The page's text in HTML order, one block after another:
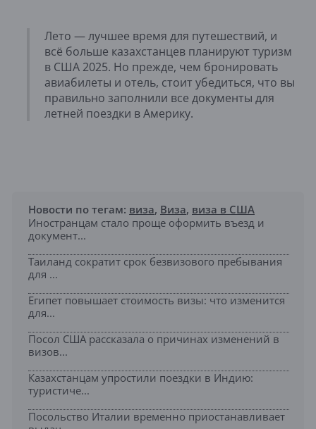
Лето — лучшее время для путешествий, и
всё больше казахстанцев планируют туризм
в США 2025. Но прежде, чем бронировать
авиабилеты и отель, стоит убедиться, что вы
правильно заполнили все документы для
летней поездки в Америку.
Новости по тегам: виза, Виза, виза в США
Иностранцам стало проще оформить въезд и
документ...
Таиланд сократит срок безвизового пребывания
для ...
Египет повышает стоимость визы: что изменится
для...
Посол США рассказала о причинах изменений в
визов...
Казахстанцам упростили поездки в Индию:
туристиче...
Посольство Италии временно приостанавливает